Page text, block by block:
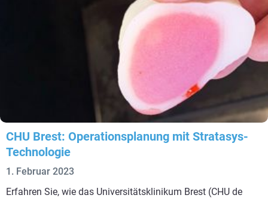
CHU Brest: Operationsplanung mit Stratasys-
Technologie
1. Februar 2023
Erfahren Sie, wie das Universitätsklinikum Brest (CHU de